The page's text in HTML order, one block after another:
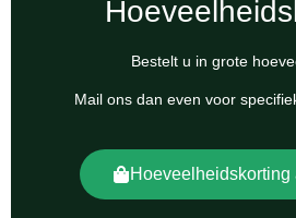
Bestelt u in grote
Mail ons dan even voor
Hoeveelheidskorting